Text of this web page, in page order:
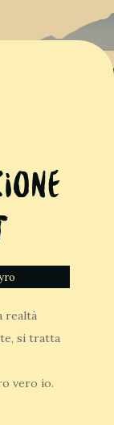
realtà
si tratta
vero io.